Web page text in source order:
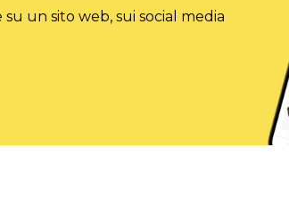
un sito web, sui social media